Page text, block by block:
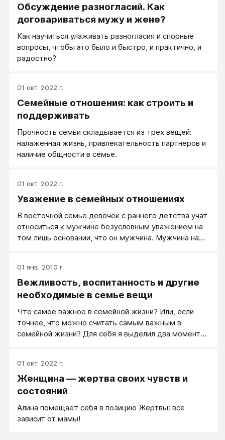
Обсуждение разногласий. Как
договариваться мужу и жене?
Как научиться улаживать разногласия и спорные
вопросы, чтобы это было и быстро, и практично, и
радостно?
01 окт. 2022 г.
Семейные отношения: как строить и
поддерживать
Прочность семьи складывается из трех вещей:
налаженная жизнь, привлекательность партнеров и
наличие общности в семье.
01 окт. 2022 г.
Уважение в семейных отношениях
В восточной семье девочек с раннего детства учат
относиться к мужчине безусловным уважением на
том лишь основании, что он мужчина. Мужчина на
это введено в ранг закона. Например, жена обязана
прислуживать мужу за столом выказывая тем
самым уважение. В Индии омывание стоп близкому
мужу. В Египте появиться перед мужем в
неподобающем виде в старом халате и
непричесанной – признак неуважения.
01 янв. 2010 г.
Вежливость, воспитанность и другие
необходимые в семье вещи
Что самое важное в семейной жизни? Или, если
точнее, что можно считать самым важным в
семейной жизни? Для себя я выделил два момента
01 окт. 2022 г.
Женщина — жертва своих чувств и
состояний
Алина помещает себя в позицию Жертвы: все
зависит от мамы!